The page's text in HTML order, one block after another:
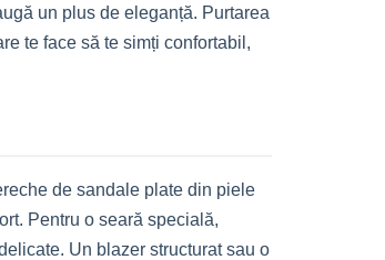
un plus de eleganță. Purtarea
te face să te simți confortabil,
de sandale plate din piele
Pentru o seară specială,
Un blazer structurat sau o